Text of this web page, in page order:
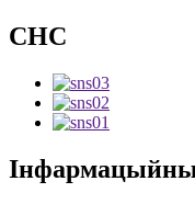
СНС